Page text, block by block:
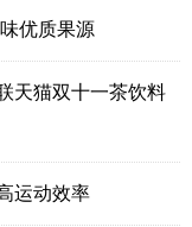
优质果源
天猫双十一茶饮料
运动效率